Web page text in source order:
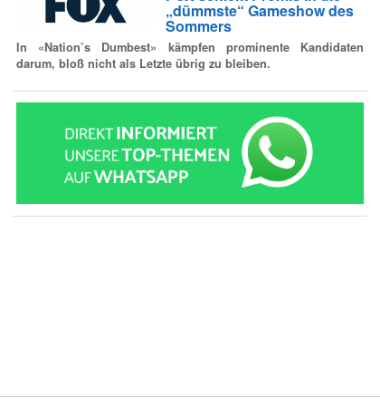
„dümmste“ Gameshow des
Sommers
In «Nation’s Dumbest» kämpfen prominente Kandidaten
darum, bloß nicht als Letzte übrig zu bleiben.